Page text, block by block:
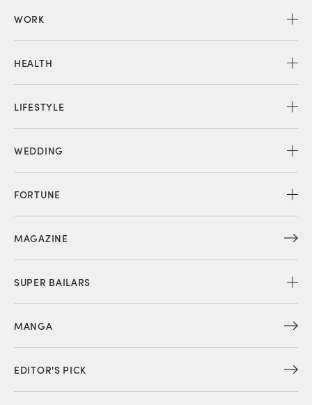
WORK
HEALTH
LIFESTYLE
WEDDING
FORTUNE
MAGAZINE
SUPER BAILARS
MANGA
EDITOR'S PICK